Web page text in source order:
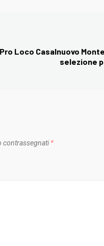
Pro Loco Casalnuovo
selezione
contrassegnati *